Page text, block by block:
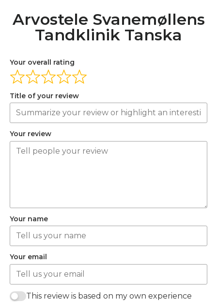
Arvostele Svanemøllens
Tandklinik Tanska
Your overall rating
Title of your review
Your review
Your name
Your email
This review is based on my own experience